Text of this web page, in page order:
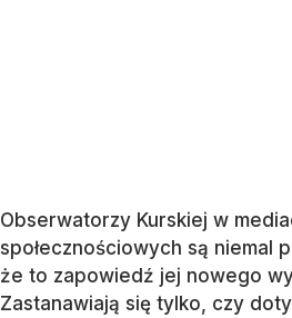
Obserwatorzy Kurskiej w
społecznościowych są niemal
że to zapowiedź jej nowego
Zastanawiają się tylko, czy